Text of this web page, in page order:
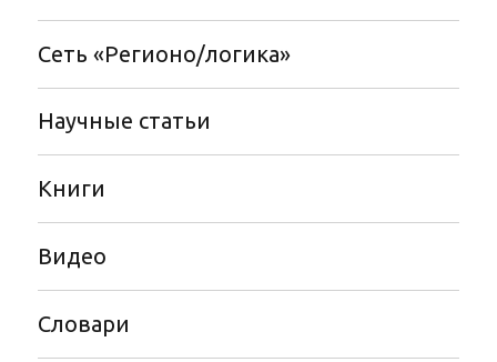
Сеть «Регионо/логика»
Научные статьи
Книги
Видео
Словари